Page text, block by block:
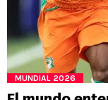
MUNDIAL 2026